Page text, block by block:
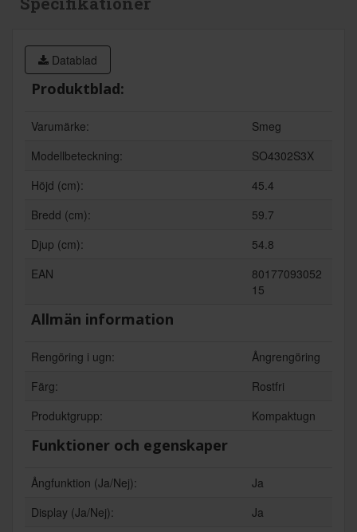
Datablad
Produktblad:
Varumärke:
Smeg
Modellbeteckning:
SO4302S3X
Höjd (cm):
45.4
Bredd (cm):
59.7
Djup (cm):
54.8
EAN
80177093052
15
Allmän information
Rengöring i ugn:
Ångrengöring
Färg:
Rostfri
Produktgrupp:
Kompaktugn
Funktioner och egenskaper
Ångfunktion (Ja/Nej):
Ja
Display (Ja/Nej):
Ja